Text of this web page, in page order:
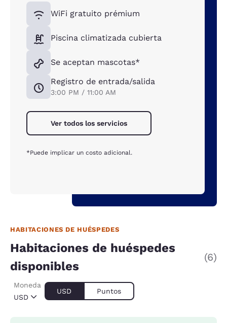
WiFi gratuito prémium
Piscina climatizada cubierta
Se aceptan mascotas*
Registro de entrada/salida
3:00 PM / 11:00 AM
Ver todos los servicios
*Puede implicar un costo adicional.
HABITACIONES DE HUÉSPEDES
Habitaciones de huéspedes
disponibles
(6)
USD
Moneda
USD Puntos